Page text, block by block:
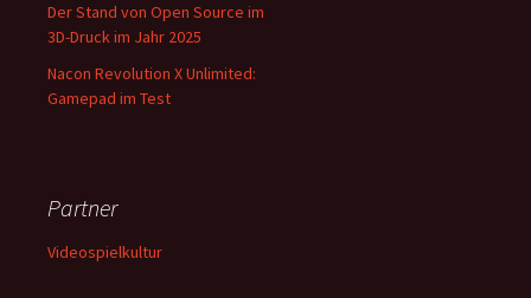
Der Stand von Open Source im
3D-Druck im Jahr 2025
Nacon Revolution X Unlimited:
Gamepad im Test
Partner
Videospielkultur